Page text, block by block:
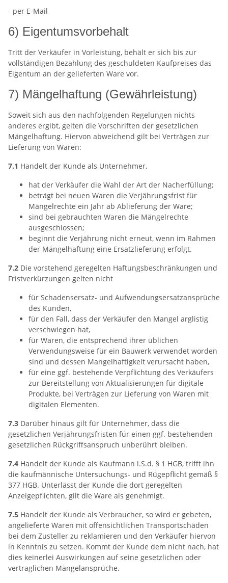
- per E-Mail
6) Eigentumsvorbehalt
Tritt der Verkäufer in Vorleistung, behält er sich bis zur
vollständigen Bezahlung des geschuldeten Kaufpreises das
Eigentum an der gelieferten Ware vor.
7) Mängelhaftung (Gewährleistung)
Soweit sich aus den nachfolgenden Regelungen nichts
anderes ergibt, gelten die Vorschriften der gesetzlichen
Mängelhaftung. Hiervon abweichend gilt bei Verträgen zur
Lieferung von Waren:
7.1 Handelt der Kunde als Unternehmer,
hat der Verkäufer die Wahl der Art der Nacherfüllung;
beträgt bei neuen Waren die Verjährungsfrist für
Mängelrechte ein Jahr ab Ablieferung der Ware;
sind bei gebrauchten Waren die Mängelrechte
ausgeschlossen;
beginnt die Verjährung nicht erneut, wenn im Rahmen
der Mängelhaftung eine Ersatzlieferung erfolgt.
7.2 Die vorstehend geregelten Haftungsbeschränkungen und
Fristverkürzungen gelten nicht
für Schadensersatz- und Aufwendungsersatzansprüche
des Kunden,
für den Fall, dass der Verkäufer den Mangel arglistig
verschwiegen hat,
für Waren, die entsprechend ihrer üblichen
Verwendungsweise für ein Bauwerk verwendet worden
sind und dessen Mangelhaftigkeit verursacht haben,
für eine ggf. bestehende Verpflichtung des Verkäufers
zur Bereitstellung von Aktualisierungen für digitale
Produkte, bei Verträgen zur Lieferung von Waren mit
digitalen Elementen.
7.3 Darüber hinaus gilt für Unternehmer, dass die
gesetzlichen Verjährungsfristen für einen ggf. bestehenden
gesetzlichen Rückgriffsanspruch unberührt bleiben.
7.4 Handelt der Kunde als Kaufmann i.S.d. § 1 HGB, trifft ihn
die kaufmännische Untersuchungs- und Rügepflicht gemäß §
377 HGB. Unterlässt der Kunde die dort geregelten
Anzeigepflichten, gilt die Ware als genehmigt.
7.5 Handelt der Kunde als Verbraucher, so wird er gebeten,
angelieferte Waren mit offensichtlichen Transportschäden
bei dem Zusteller zu reklamieren und den Verkäufer hiervon
in Kenntnis zu setzen. Kommt der Kunde dem nicht nach, hat
dies keinerlei Auswirkungen auf seine gesetzlichen oder
vertraglichen Mängelansprüche.